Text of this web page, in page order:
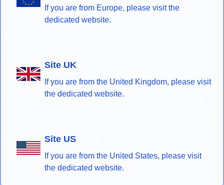
If you are from Europe, please visit the
dedicated website.
Site UK
If you are from the United Kingdom, please visit
the dedicated website.
Site US
If you are from the United States, please visit
the dedicated website.